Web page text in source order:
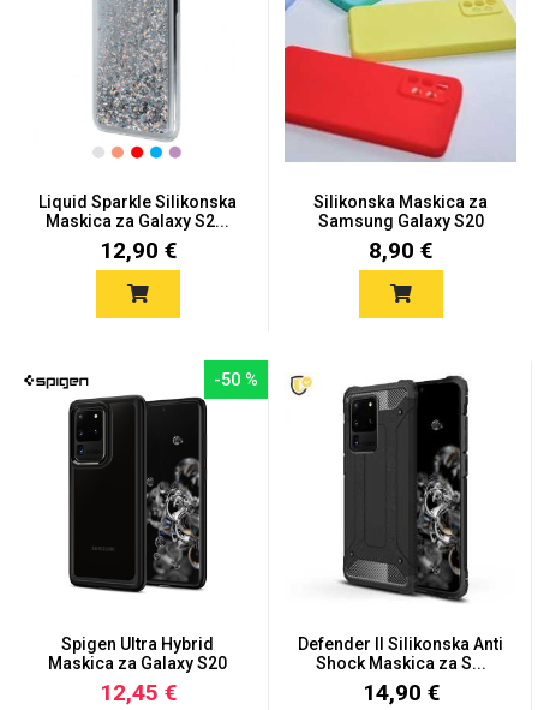
Liquid Sparkle Silikonska
Maskica za Galaxy S2...
12,90 €
Silikonska Maskica za
Samsung Galaxy S20
Ultra...
8,90 €
-50 %
Spigen Ultra Hybrid
Maskica za Galaxy S20
Ultr...
12,45 €
Defender II Silikonska Anti
Shock Maskica za S...
14,90 €
Apstraktni motivi
Monogrami Dječji motivi